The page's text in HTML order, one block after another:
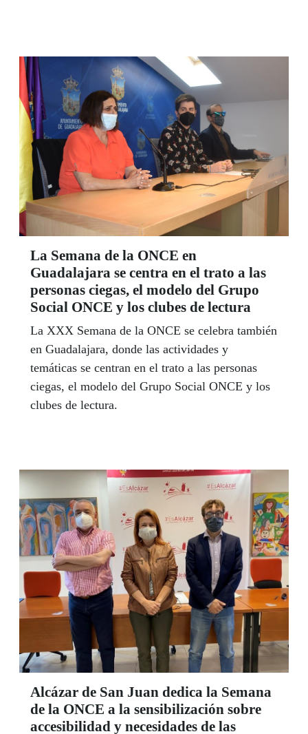
La Semana de la ONCE en
Guadalajara se centra en el trato a las
personas ciegas, el modelo del Grupo
Social ONCE y los clubes de lectura
La XXX Semana de la ONCE se celebra también
en Guadalajara, donde las actividades y
temáticas se centran en el trato a las personas
ciegas, el modelo del Grupo Social ONCE y los
clubes de lectura.
Alcázar de San Juan dedica la Semana
de la ONCE a la sensibilización sobre
accesibilidad y necesidades de las